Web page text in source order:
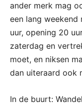
ander merk mag
een lang weekend
uur, opening 20
zaterdag en
moet, en niksen
dan uiteraard ook
In de buurt: